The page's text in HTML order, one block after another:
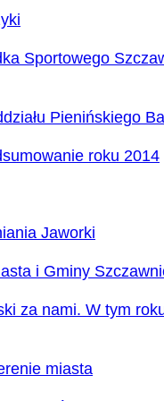
Sportowego
Pienińskiego
roku 2014
Jaworki
i Gminy
za nami. W tym
miasta